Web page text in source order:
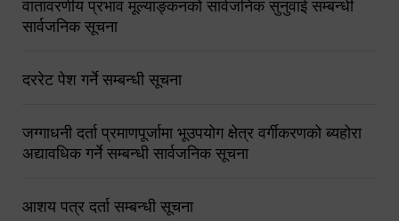
वातावरणीय प्रभाव मूल्याङ्कनको सार्वजनिक सुनुवाई सम्बन्धी
सार्वजनिक सूचना
दररेट पेश गर्ने सम्बन्धी सूचना
जग्गाधनी दर्ता प्रमाणपूर्जामा भूउपयोग क्षेत्र वर्गीकरणको ब्यहोरा
अद्यावधिक गर्ने सम्बन्धी सार्वजनिक सूचना
आशय पत्र दर्ता सम्बन्धी सूचना